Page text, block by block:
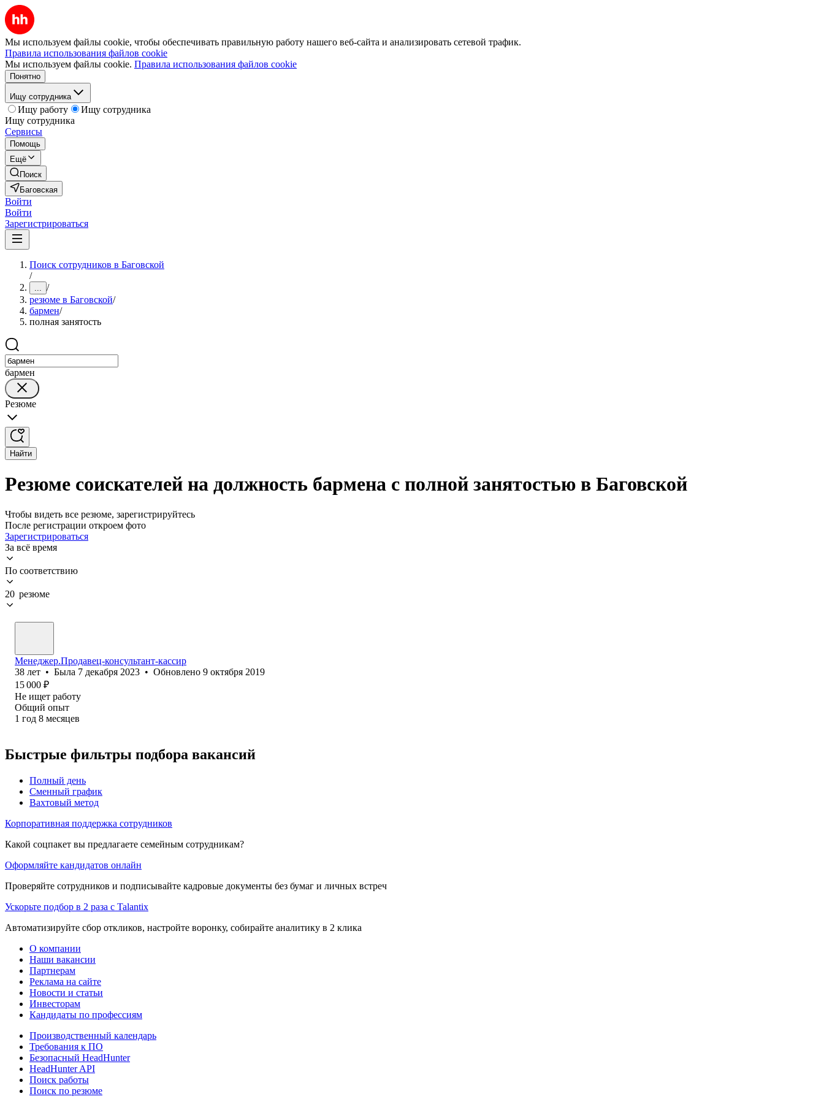
Мы используем файлы cookie, чтобы обеспечивать правильную работу нашего веб-сайта и анализировать сетевой трафик.
Правила использования файлов cookie
Мы используем файлы cookie. Правила использования файлов cookie
Понятно
Ищу сотрудника
Ищу работу
Ищу сотрудника
Ищу сотрудника
Сервисы
Помощь
Ещё
Поиск
Баговская
Войти
Войти
Зарегистрироваться
Поиск сотрудников в Баговской
/
... /
резюме в Баговской/
бармен/
полная занятость
бармен
Резюме
Найти
Резюме соискателей на должность бармена с полной занятостью в Баговской
Чтобы видеть все резюме, зарегистрируйтесь
После регистрации откроем фото
Зарегистрироваться
За всё время
По соответствию
20 резюме
Менеджер.Продавец-консультант-кассир
38 лет • Была 7 декабря 2023 • Обновлено 9 октября 2019
15 000 ₽
Не ищет работу
Общий опыт
1 год 8 месяцев
Быстрые фильтры подбора вакансий
Полный день
Сменный график
Вахтовый метод
Корпоративная поддержка сотрудников
Какой соцпакет вы предлагаете семейным сотрудникам?
Оформляйте кандидатов онлайн
Проверяйте сотрудников и подписывайте кадровые документы без бумаг и личных встреч
Ускорьте подбор в 2 раза с Talantix
Автоматизируйте сбор откликов, настройте воронку, собирайте аналитику в 2 клика
О компании
Наши вакансии
Партнерам
Реклама на сайте
Новости и статьи
Инвесторам
Кандидаты по профессиям
Производственный календарь
Требования к ПО
Безопасный HeadHunter
HeadHunter API
Поиск работы
Поиск по резюме